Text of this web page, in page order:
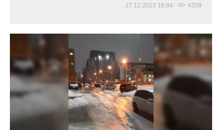
27.12.2023 16:04 4209